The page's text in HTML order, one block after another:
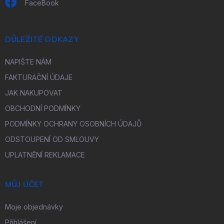
FaceBook
DŮLEŽITÉ ODKAZY
NAPIŠTE NÁM
FAKTURAČNÍ ÚDAJE
JAK NAKUPOVAT
OBCHODNÍ PODMÍNKY
PODMÍNKY OCHRANY OSOBNÍCH ÚDAJŮ
ODSTOUPENÍ OD SMLOUVY
UPLATNĚNÍ REKLAMACE
MŮJ ÚČET
Moje objednávky
Přihlášení